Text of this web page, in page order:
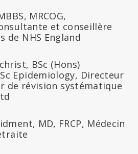
MRCOG,
et conseillère
de NHS England
BSc (Hons)
Epidemiology, Directeur
de révision systématique
MD, FRCP, Médecin